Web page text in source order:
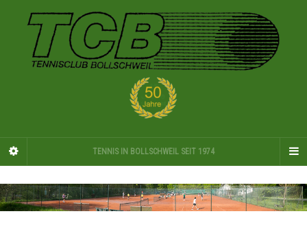
TENNIS IN BOLLSCHWEIL SEIT 1974